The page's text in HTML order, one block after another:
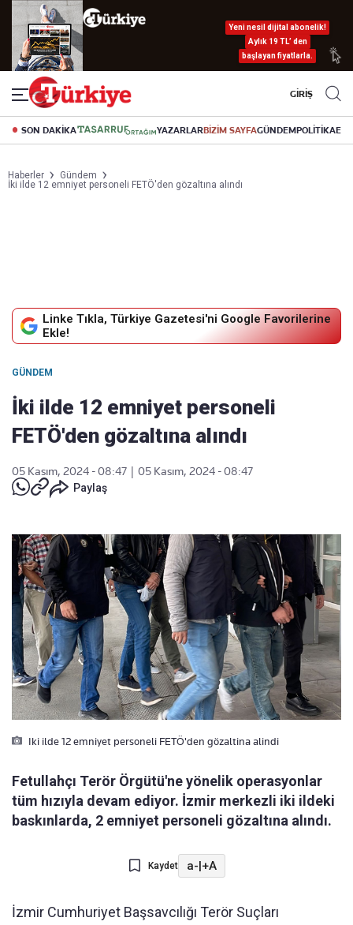
Yeni nesil dijital abonelik!
Aylık 19 TL’ den
başlayan fiyatlarla.
GİRİŞ
SON DAKİKA YAZARLARBİZİM SAYFAGÜNDEMPOLİTİKA
Haberler
Gündem
İki ilde 12 emniyet personeli FETÖ'den gözaltına alındı
Linke Tıkla, Türkiye Gazetesi'ni Google Favorilerine
Ekle!
GÜNDEM
İki ilde 12 emniyet personeli
FETÖ'den gözaltına alındı
05 Kasım, 2024 - 08:47
05 Kasım, 2024 - 08:47
Paylaş
Iki ilde 12 emniyet personeli FETÖ'den gözaltina alindi
Fetullahçı Terör Örgütü'ne yönelik operasyonlar
tüm hızıyla devam ediyor. İzmir merkezli iki ildeki
baskınlarda, 2 emniyet personeli gözaltına alındı.
Kaydet a-|+A
İzmir Cumhuriyet Başsavcılığı Terör Suçları